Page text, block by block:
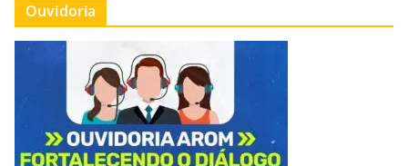
Ouvidoria